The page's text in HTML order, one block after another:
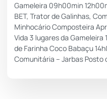
Gameleira 09h00min
BET, Trator de Galinhas,
Minhocário Composteira
Vida 3 lugares da
de Farinha Coco Babaçu
Comunitária – Jarbas Posto